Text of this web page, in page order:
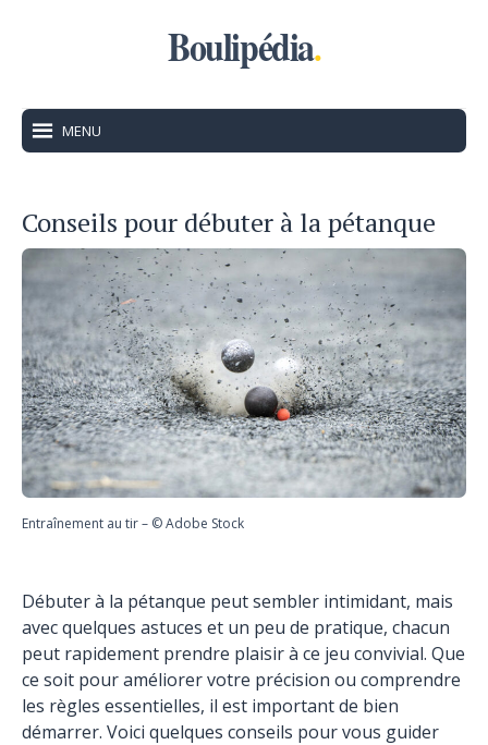
Boulipédia.
MENU
Conseils pour débuter à la pétanque
Entraînement au tir – © Adobe Stock
Débuter à la pétanque peut sembler intimidant, mais
avec quelques astuces et un peu de pratique, chacun
peut rapidement prendre plaisir à ce jeu convivial. Que
ce soit pour améliorer votre précision ou comprendre
les règles essentielles, il est important de bien
démarrer. Voici quelques conseils pour vous guider